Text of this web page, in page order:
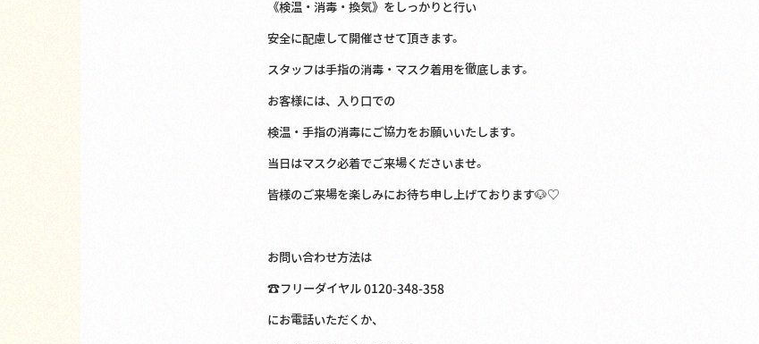
《検温・消毒・換気》をしっかりと行い
安全に配慮して開催させて頂きます。
スタッフは手指の消毒・マスク着用を徹底します。
お客様には、入り口での
検温・手指の消毒にご協力をお願いいたします。
当日はマスク必着でご来場くださいませ。
皆様のご来場を楽しみにお待ち申し上げております🐶♡
お問い合わせ方法は
☎️フリーダイヤル 0120-348-358
にお電話いただくか、